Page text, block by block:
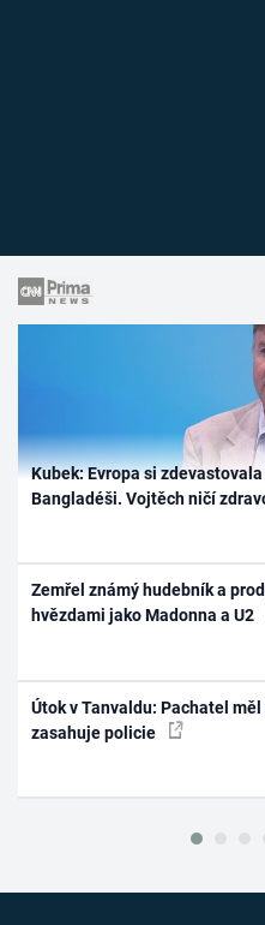
Kubek: Evropa si
Bangladéši. Vojtěch ničí
Zemřel známý hudebník a
hvězdami jako Madonna a U2
Útok v Tanvaldu: Pachatel
zasahuje policie